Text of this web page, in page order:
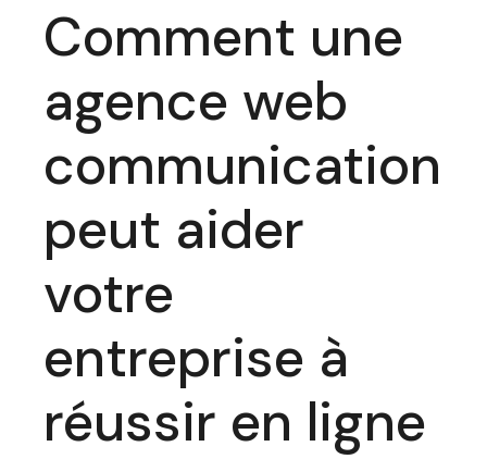
Comment une
agence web
communication
peut aider
votre
entreprise à
réussir en ligne